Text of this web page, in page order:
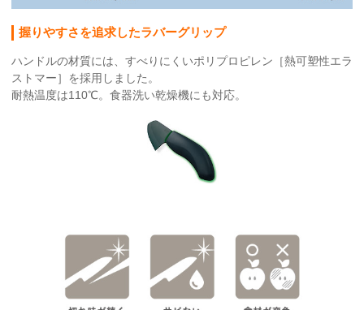
握りやすさを追求したラバーグリップ
ハンドルの材質には、すべりにくいポリプロピレン［熱可塑性エラ
ストマー］を採用しました。
耐熱温度は110℃。食器洗い乾燥機にも対応。